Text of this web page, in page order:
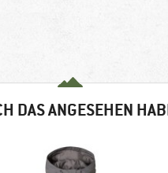
DAS ANGESEHEN